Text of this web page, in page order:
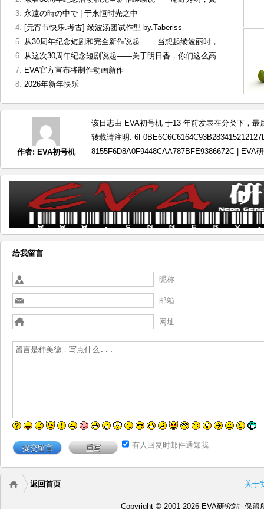
永遠の時の中で | 于永恒时光之中
[元宵节快乐.考古] 绫波汤团试作型 by.Taberiss
从30周年纪念短剧和完全新作说起 ——当想起绫波丽时，
从这次30周年纪念短剧说起——关于明日香，你们这么高
EVA官方宣布将制作动画新作
2026年新年快乐
作者: EVA初号机
该日志由 EVA初号机 于13 年前发表在分类下，最
转载请注明:
8155F6D8A0F9448CAA787BFE9386672C | EVA
给我留言
昵称
邮箱
网址
有人回复时邮件通知我
关于
返回首页
Copyright © 2001-2026 EVA研究站 保